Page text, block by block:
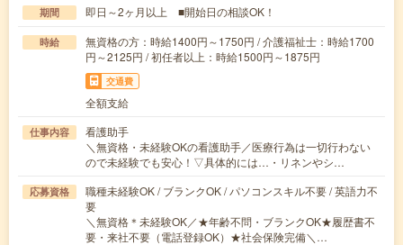
期間 即日～2ヶ月以上 ■開始日の相談OK！
時給
無資格の方：時給1400円～1750円 / 介護福祉士：時給1700
円～2125円 / 初任者以上：時給1500円～1875円
交通費
全額支給
仕事内容
看護助手
＼無資格・未経験OKの看護助手／医療行為は一切行わない
ので未経験でも安心！▽具体的には…・リネンやシ…
応募資格
職種未経験OK / ブランクOK / パソコンスキル不要 / 英語力不
要
＼無資格＊未経験OK／★年齢不問・ブランクOK★履歴書不
要・来社不要（電話登録OK）★社会保険完備＼…